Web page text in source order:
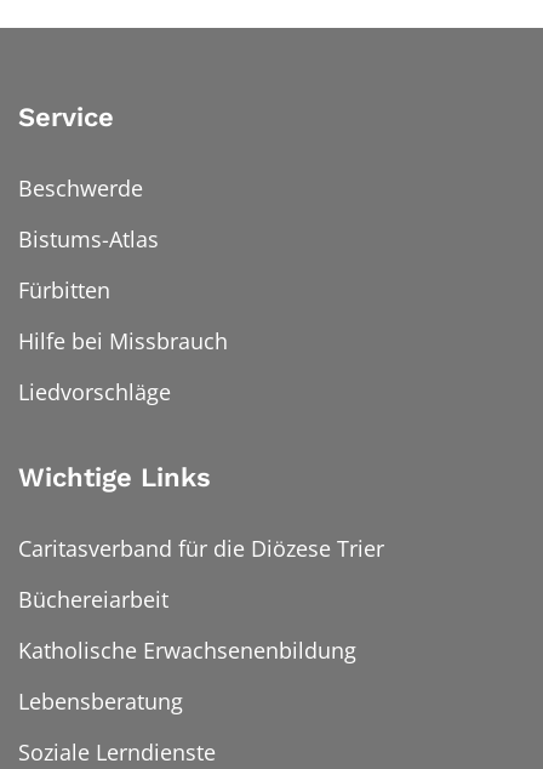
Service
Beschwerde
Bistums-Atlas
Fürbitten
Hilfe bei Missbrauch
Liedvorschläge
Wichtige Links
Caritasverband für die Diözese Trier
Büchereiarbeit
Katholische Erwachsenenbildung
Lebensberatung
Soziale Lerndienste